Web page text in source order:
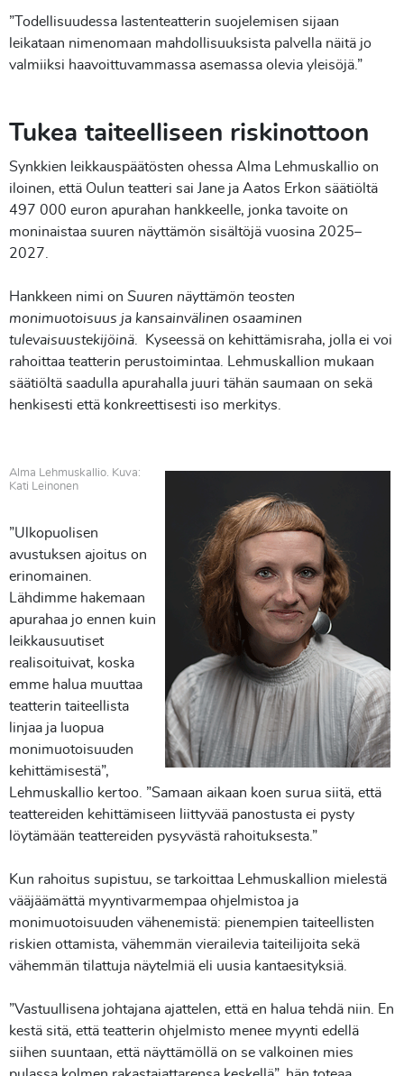
”Todellisuudessa lastenteatterin suojelemisen sijaan
leikataan nimenomaan mahdollisuuksista palvella näitä jo
valmiiksi haavoittuvammassa asemassa olevia yleisöjä.”
Tukea taiteelliseen riskinottoon
Synkkien leikkauspäätösten ohessa Alma Lehmuskallio on
iloinen, että Oulun teatteri sai Jane ja Aatos Erkon säätiöltä
497 000 euron apurahan hankkeelle, jonka tavoite on
moninaistaa suuren näyttämön sisältöjä vuosina 2025–
2027.
Hankkeen nimi on Suuren näyttämön teosten
monimuotoisuus ja kansainvälinen osaaminen
tulevaisuustekijöinä. Kyseessä on kehittämisraha, jolla ei voi
rahoittaa teatterin perustoimintaa. Lehmuskallion mukaan
säätiöltä saadulla apurahalla juuri tähän saumaan on sekä
henkisesti että konkreettisesti iso merkitys.
Alma Lehmuskallio. Kuva:
Kati Leinonen
”Ulkopuolisen
avustuksen ajoitus on
erinomainen.
Lähdimme hakemaan
apurahaa jo ennen kuin
leikkausuutiset
realisoituivat, koska
emme halua muuttaa
teatterin taiteellista
linjaa ja luopua
monimuotoisuuden
kehittämisestä”,
Lehmuskallio kertoo. ”Samaan aikaan koen surua siitä, että
teattereiden kehittämiseen liittyvää panostusta ei pysty
löytämään teattereiden pysyvästä rahoituksesta.”
Kun rahoitus supistuu, se tarkoittaa Lehmuskallion mielestä
vääjäämättä myyntivarmempaa ohjelmistoa ja
monimuotoisuuden vähenemistä: pienempien taiteellisten
riskien ottamista, vähemmän vierailevia taiteilijoita sekä
vähemmän tilattuja näytelmiä eli uusia kantaesityksiä.
”Vastuullisena johtajana ajattelen, että en halua tehdä niin. En
kestä sitä, että teatterin ohjelmisto menee myynti edellä
siihen suuntaan, että näyttämöllä on se valkoinen mies